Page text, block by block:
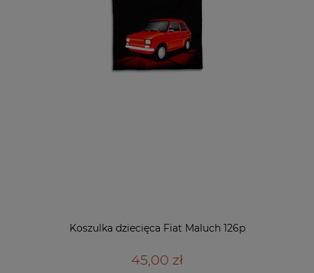
Koszulka dziecięca Fiat Maluch 126p
45,00 zł